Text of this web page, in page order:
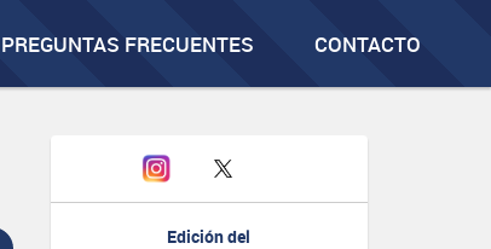
PREGUNTAS FRECUENTES CONTACTO
Edición del